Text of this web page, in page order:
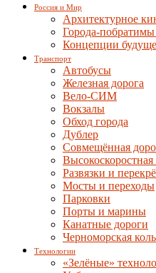
Россия и Мир
Архитектурное
Города-
Концепции
Транспорт
Автобусы
Железная дорога
Вело-СИМ
Вокзалы
Обход города
Дублер
Совмещённая
Высокоскоростная
Развязки и
Мосты и переходы
Парковки
Порты и марины
Канатные дороги
Черноморская
Технологии
«Зелёные»